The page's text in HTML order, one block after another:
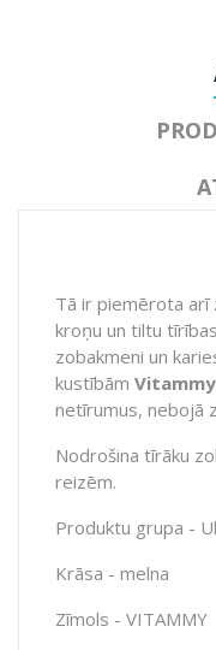
Tā ir piemērota
kroņu un tiltu
zobakmeni un
kustībām
netīrumus, nebojā
Nodrošina tīrāku
reizēm.
Produktu grupa -
Krāsa - melna
Zīmols - VITAMMY